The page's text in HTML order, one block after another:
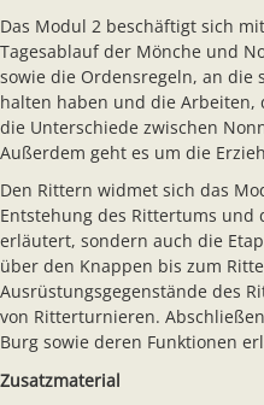
Das Modul 2 beschäftigt sich
Tagesablauf der Mönche und
sowie die Ordensregeln, an die
halten haben und die Arbeiten,
die Unterschiede zwischen
Außerdem geht es um die
Den Rittern widmet sich das
Entstehung des Rittertums und
erläutert, sondern auch die
über den Knappen bis zum
Ausrüstungsgegenstände des
von Ritterturnieren.
Burg sowie deren Funktionen
Zusatzmaterial